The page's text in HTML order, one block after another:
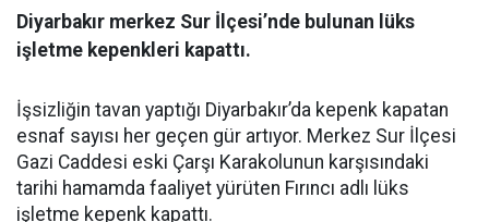
Diyarbakır merkez Sur İlçesi’nde bulunan lüks
işletme kepenkleri kapattı.
İşsizliğin tavan yaptığı Diyarbakır’da kepenk kapatan
esnaf sayısı her geçen gür artıyor. Merkez Sur İlçesi
Gazi Caddesi eski Çarşı Karakolunun karşısındaki
tarihi hamamda faaliyet yürüten Fırıncı adlı lüks
işletme kepenk kapattı.